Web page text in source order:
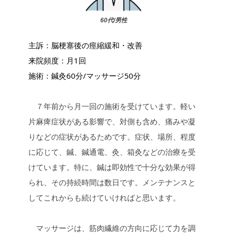
60代/男性
主訴：脳梗塞後の痙縮緩和・改善
来院頻度：月1回
施術：鍼灸60分/マッサージ50分
７年前から月一回の施術を受けています。軽い
片麻痺症状がある影響で、対側も含め、痛みや凝
りなどの症状があるためです。症状、場所、程度
に応じて、鍼、鍼通電、灸、箱灸などの治療を受
けています。特に、鍼は即効性で十分な効果が得
られ、その持続時間は数日です。メンテナンスと
してこれからも続けていければと思います。
マッサージは、筋肉繊維の方向に応じて力を調